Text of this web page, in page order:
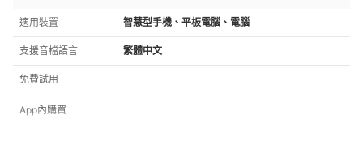
適用裝置 智慧型手機、平板電腦、電腦
支援音檔語言 繁體中文
免費試用
App內購買